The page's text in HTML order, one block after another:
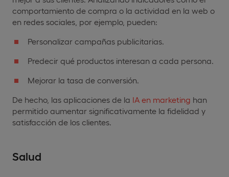
comportamiento de compra o la actividad en la web o
en redes sociales, por ejemplo, pueden:
Personalizar campañas publicitarias.
Predecir qué productos interesan a cada persona.
Mejorar la tasa de conversión.
De hecho, las aplicaciones de la IA en marketing han
permitido aumentar significativamente la fidelidad y
satisfacción de los clientes.
Salud